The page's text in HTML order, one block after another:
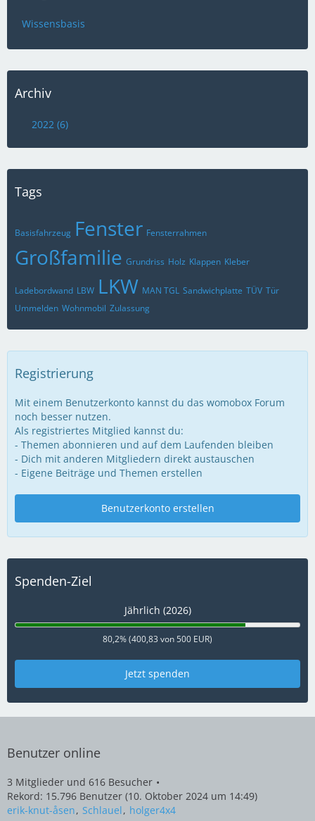
Wissensbasis
Archiv
2022 (6)
Tags
Basisfahrzeug Fenster Fensterrahmen
Großfamilie Grundriss Holz Klappen Kleber
Ladebordwand LBW LKW MAN TGL Sandwichplatte TÜV Tür
Ummelden Wohnmobil Zulassung
Registrierung
Mit einem Benutzerkonto kannst du das womobox Forum
noch besser nutzen.
Als registriertes Mitglied kannst du:
- Themen abonnieren und auf dem Laufenden bleiben
- Dich mit anderen Mitgliedern direkt austauschen
- Eigene Beiträge und Themen erstellen
Benutzerkonto erstellen
Spenden-Ziel
Jährlich (2026)
80,2% (400,83 von 500 EUR)
Jetzt spenden
Benutzer online
3 Mitglieder und 616 Besucher
Rekord: 15.796 Benutzer (10. Oktober 2024 um 14:49)
erik-knut-åsen
Schlauel holger4x4